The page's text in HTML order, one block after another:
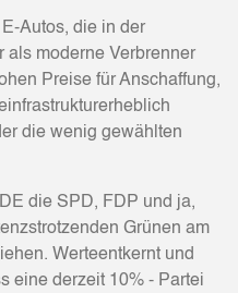
Autos, die in der
als moderne Verbrenner
Preise für Anschaffung,
die wenig gewählten
die SPD, FDP und ja,
Grünen am
Werteentkernt und
eine derzeit 10% - Partei